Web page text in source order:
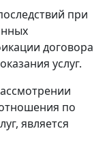
при
договора
услуг.
по
является